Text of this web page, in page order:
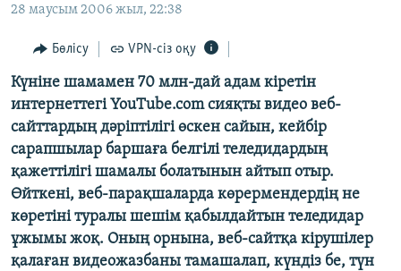
Skip
Search
ӘЛЕУМЕТ
ӘЛЕМ
АРНАЙЫ ЖОБАЛАР
Русский
ЖАЗЫЛЫҢЫЗ
Басқа тілдерде
28 маусым 2006 жыл, 22:38
Бөлісу VPN-сіз оқу
Күніне шамамен 70 млн-дай адам кіретін
интернеттегі YouTube.com сияқты видео веб-
сайттардың дәріптілігі өскен сайын, кейбір
сарапшылар баршаға белгілі теледидардың
қажеттілігі шамалы болатынын айтып отыр.
Өйткені, веб-парақшаларда көрермендердің не
көретіні туралы шешім қабылдайтын теледидар
ұжымы жоқ. Оның орнына, веб-сайтқа кірушілер
қалаған видеожазбаны тамашалап, күндіз бе, түн